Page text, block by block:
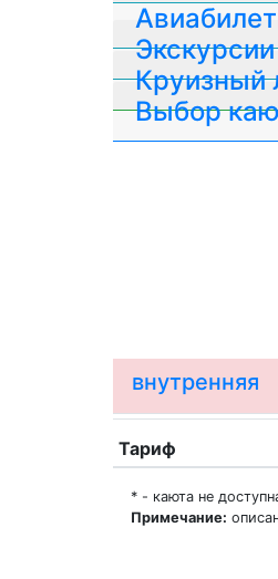
Круизный
Выбор
внутренняя
Тариф
* - каюта не
Примечание: